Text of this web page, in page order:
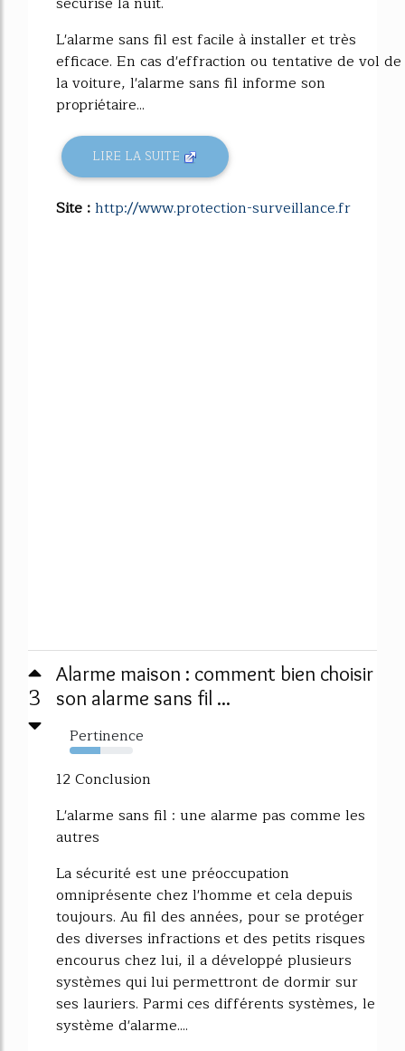
L'alarme sans fil est facile à installer et très
efficace. En cas d'effraction ou tentative de vol de
la voiture, l'alarme sans fil informe son
propriétaire...
LIRE LA SUITE
Site :http://www.protection-surveillance.fr
3
Alarme maison : comment bien choisir
son alarme sans fil ...
Pertinence
49%
12 Conclusion
L'alarme sans fil : une alarme pas comme les
autres
La sécurité est une préoccupation
omniprésente chez l'homme et cela depuis
toujours. Au fil des années, pour se protéger
des diverses infractions et des petits risques
encourus chez lui, il a développé plusieurs
systèmes qui lui permettront de dormir sur
ses lauriers. Parmi ces différents systèmes, le
système d'alarme....